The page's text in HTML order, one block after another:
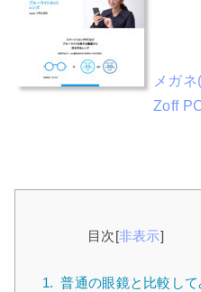
メガ
Zoff
目次[非表示]
1. 普通の眼鏡と比較して